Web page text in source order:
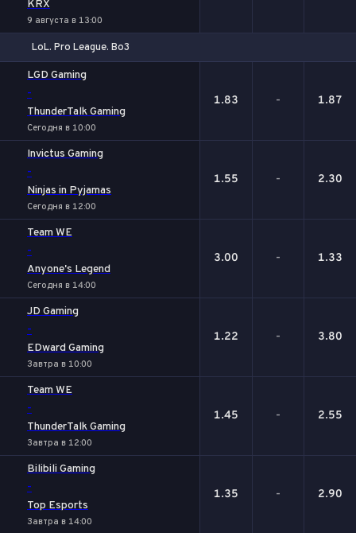
KRX
9 августа в 13:00
LoL. Pro League. Bo3
LGD Gaming
-
ThunderTalk Gaming
Сегодня в 10:00
1.83 - 1.87
Invictus Gaming
-
Ninjas in Pyjamas
Сегодня в 12:00
1.55 - 2.30
Team WE
-
Anyone's Legend
Сегодня в 14:00
3.00 - 1.33
JD Gaming
-
EDward Gaming
Завтра в 10:00
1.22 - 3.80
Team WE
-
ThunderTalk Gaming
Завтра в 12:00
1.45 - 2.55
Bilibili Gaming
-
Top Esports
Завтра в 14:00
1.35 - 2.90